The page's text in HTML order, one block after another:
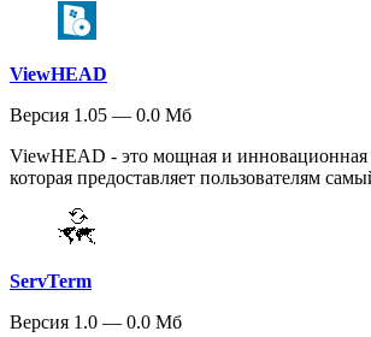
ViewHEAD
Версия 1.05 — 0.0 Мб
ViewHEAD - это мощная и инновационная
которая предоставляет пользователям
ServTerm
Версия 1.0 — 0.0 Мб